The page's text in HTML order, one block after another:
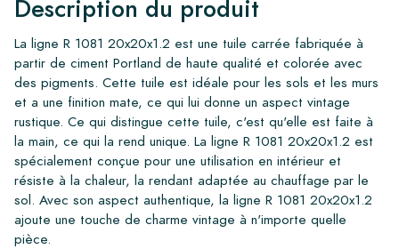
Description du produit
La ligne R 1081 20x20x1.2 est une tuile carrée fabriquée à
partir de ciment Portland de haute qualité et colorée avec
des pigments. Cette tuile est idéale pour les sols et les murs
et a une finition mate, ce qui lui donne un aspect vintage
rustique. Ce qui distingue cette tuile, c'est qu'elle est faite à
la main, ce qui la rend unique. La ligne R 1081 20x20x1.2 est
spécialement conçue pour une utilisation en intérieur et
résiste à la chaleur, la rendant adaptée au chauffage par le
sol. Avec son aspect authentique, la ligne R 1081 20x20x1.2
ajoute une touche de charme vintage à n'importe quelle
pièce.